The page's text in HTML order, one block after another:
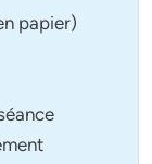
papier)